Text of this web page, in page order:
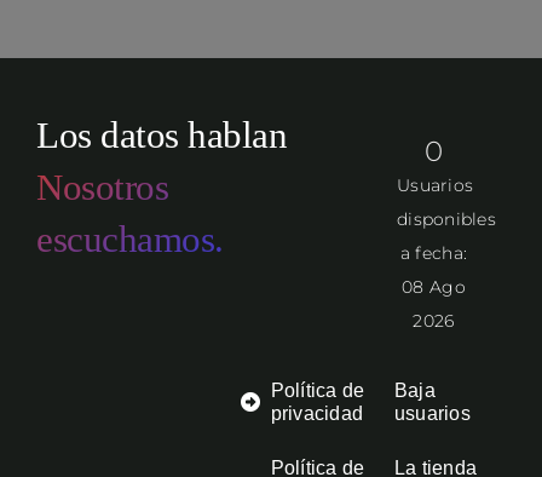
Los datos hablan
Nosotros
escuchamos.
0
Usuarios
disponibles
a fecha:
08 Ago
2026
Política de
privacidad
Política de
Baja
usuarios
La tienda